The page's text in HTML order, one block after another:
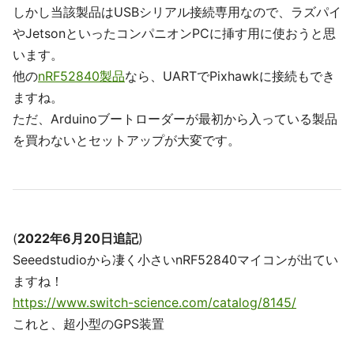
しかし当該製品はUSBシリアル接続専用なので、ラズパイ
やJetsonといったコンパニオンPCに挿す用に使おうと思
います。
他のnRF52840製品なら、UARTでPixhawkに接続もでき
ますね。
ただ、Arduinoブートローダーが最初から入っている製品
を買わないとセットアップが大変です。
(2022年6月20日追記)
Seeedstudioから凄く小さいnRF52840マイコンが出てい
ますね！
https://www.switch-science.com/catalog/8145/
これと、超小型のGPS装置